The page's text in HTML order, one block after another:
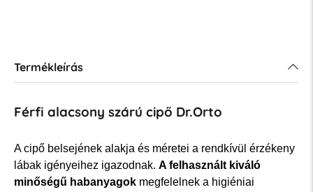
Termékleírás
Férfi alacsony szárú cipő Dr.Orto
A cipő belsejének alakja és méretei a rendkívül érzékeny
lábak igényeihez igazodnak. A felhasznált kiváló
minőségű habanyagok megfelelnek a higiéniai